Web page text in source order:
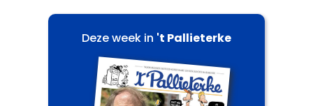
Deze week in 't Pallieterke